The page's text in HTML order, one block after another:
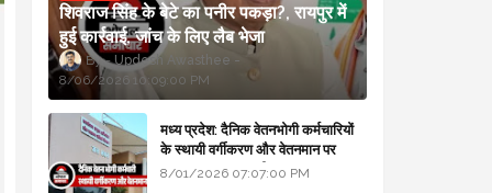
शिवराज सिंह के बेटे का पनीर पकड़ा?, रायपुर में
हुई कार्रवाई, जांच के लिए लैब भेजा
Updesh Awasthee
8/06/2026 10:09:00 PM
मध्य प्रदेश: दैनिक वेतनभोगी कर्मचारियों
के स्थायी वर्गीकरण और वेतनमान पर
सरकार का बड़ा स्पष्टीकरण
8/01/2026 07:07:00 PM